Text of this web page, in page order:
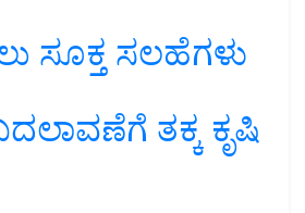
ಸೂಕ್ತ ಸಲಹೆಗಳು
ತಕ್ಕ ಕೃಷಿ